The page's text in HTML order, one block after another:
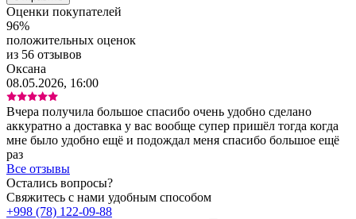
Оценки покупателей
96%
положительных оценок
из 56 отзывов
Оксана
08.05.2026, 16:00
Вчера получила большое спасибо очень удобно сделано
аккуратно а доставка у вас вообще супер пришёл тогда когда
мне было удобно ещё и подождал меня спасибо большое ещё
раз
Все отзывы
Остались вопросы?
Свяжитесь с нами удобным способом
+998 (78) 122-09-88